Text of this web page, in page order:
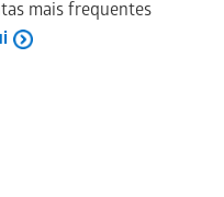
mais frequentes